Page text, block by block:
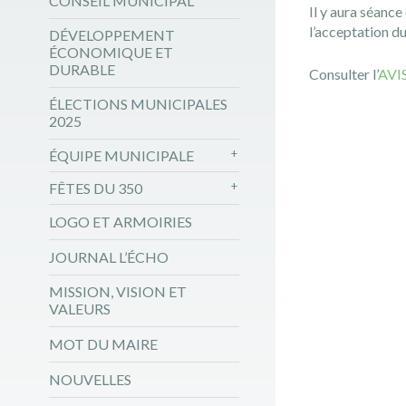
DÉVELOPPEMENT
ÉCONOMIQUE ET
DURABLE
ÉLECTIONS MUNICIPALES
2025
ÉQUIPE MUNICIPALE
FÊTES DU 350
LOGO ET ARMOIRIES
JOURNAL L’ÉCHO
MISSION, VISION ET
VALEURS
MOT DU MAIRE
NOUVELLES
Il y aura
l’acceptation
Consulter l’